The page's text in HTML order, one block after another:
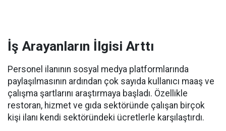
İş Arayanların İlgisi Arttı
Personel ilanının sosyal medya platformlarında
paylaşılmasının ardından çok sayıda kullanıcı maaş ve
çalışma şartlarını araştırmaya başladı. Özellikle
restoran, hizmet ve gıda sektöründe çalışan birçok
kişi ilanı kendi sektöründeki ücretlerle karşılaştırdı.